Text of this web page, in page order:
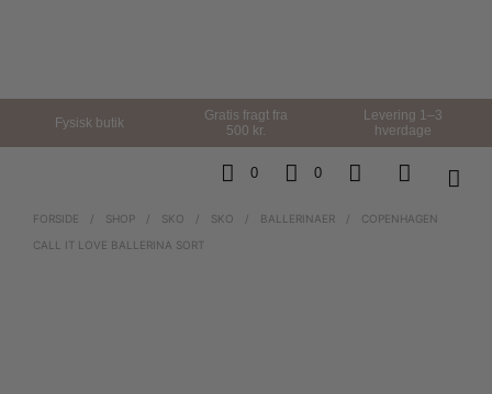
Fysisk butik
Gratis fragt fra
500 kr.
Levering 1–3
hverdage
0 0
FORSIDE / SHOP / SKO / SKO / BALLERINAER /
COPENHAGEN
CALL IT LOVE BALLERINA SORT